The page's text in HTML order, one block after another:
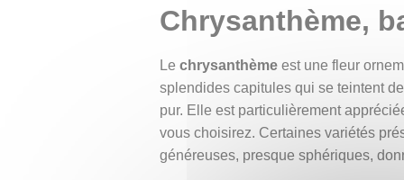
Chrysanthème,
Le chrysanthème est une fleur
splendides capitules qui se teintent
pur. Elle est particulièrement
vous choisirez. Certaines variétés
généreuses, presque sphériques,